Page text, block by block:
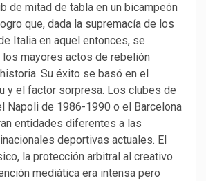
de mitad de tabla en un bicampeón
que, dada la supremacía de los
Italia en aquel entonces, se
mayores actos de rebelión
Su éxito se basó en el
y el factor sorpresa. Los clubes de
Napoli de 1986-1990 o el Barcelona
entidades diferentes a las
deportivas actuales. El
la protección arbitral al creativo
mediática era intensa pero